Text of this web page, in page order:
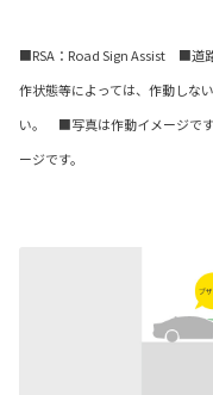
■RSA：Road Sign Assist ■道
作状態等によっては、作動しな
い。 ■写真は作動イメージで
ージです。